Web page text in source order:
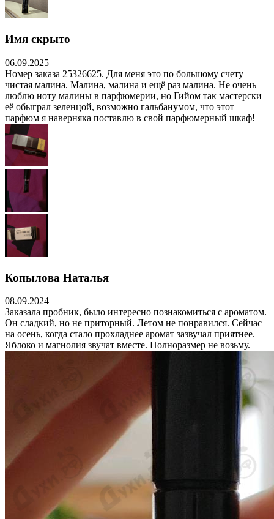
Имя скрыто
06.09.2025
Номер заказа 25326625. Для меня это по большому счету
чистая малина. Малина, малина и ещё раз малина. Не очень
люблю ноту малины в парфюмерии, но Гийом так мастерски
её обыграл зеленцой, возможно гальбанумом, что этот
парфюм я наверняка поставлю в свой парфюмерный шкаф!
Копылова Наталья
08.09.2024
Заказала пробник, было интересно познакомиться с ароматом.
Он сладкий, но не приторный. Летом не понравился. Сейчас
на осень, когда стало прохладнее аромат зазвучал приятнее.
Яблоко и магнолия звучат вместе. Полноразмер не возьму.